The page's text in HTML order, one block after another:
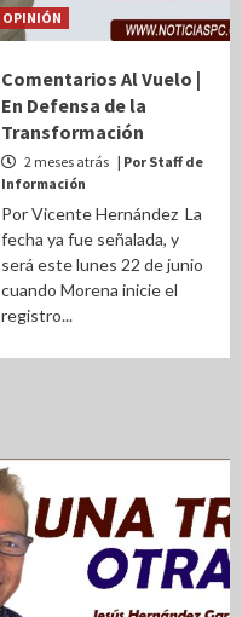
OPINIÓN
Comentarios Al Vuelo |
En Defensa de la
Transformación
2 meses atrás | Por Staff de
Información
Por Vicente Hernández La
fecha ya fue señalada, y
será este lunes 22 de junio
cuando Morena inicie el
registro...